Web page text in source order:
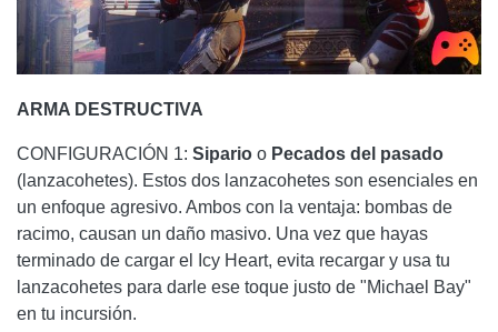
ARMA DESTRUCTIVA
CONFIGURACIÓN 1: Sipario o Pecados del pasado
(lanzacohetes). Estos dos lanzacohetes son esenciales en
un enfoque agresivo. Ambos con la ventaja: bombas de
racimo, causan un daño masivo. Una vez que hayas
terminado de cargar el Icy Heart, evita recargar y usa tu
lanzacohetes para darle ese toque justo de "Michael Bay"
en tu incursión.